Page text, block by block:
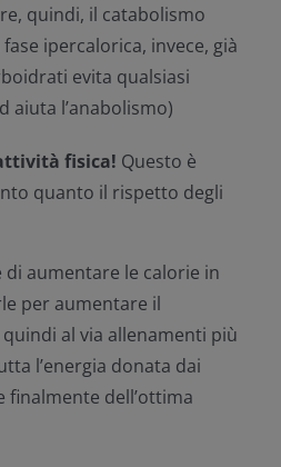
quindi, il catabolismo
ipercalorica, invece, già
evita qualsiasi
aiuta l’anabolismo)
fisica! Questo è
quanto il rispetto degli
di aumentare le calorie in
per aumentare il
al via allenamenti più
l’energia donata dai
dell’ottima